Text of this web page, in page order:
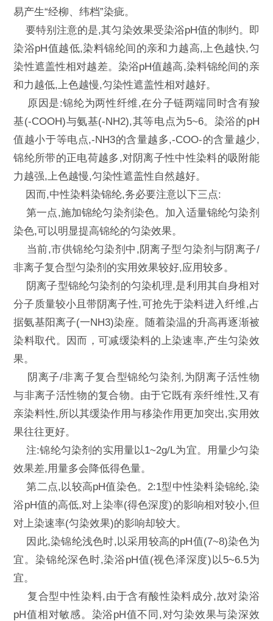
易产生“经柳、纬档”染疵。
要特别注意的是,其匀染效果受染浴pH值的制约。即
染浴pH值越低,染料锦纶间的亲和力越高,上色越快,匀
染性遮盖性相对越差。染浴pH值越高,染料锦纶间的亲
和力越低,上色越慢,匀染性遮盖性相对越好。
原因是:锦纶为两性纤维,在分子链两端同时含有羧
基(-COOH)与氨基(-NH2),其等电点为5~6。染浴的pH
值越小于等电点,-NH3的含量越多,-COO-的含量越少,
锦纶所带的正电荷越多,对阴离子性中性染料的吸附能
力越强,上色越慢,匀染性遮盖性自然越好。
因而,中性染料染锦纶,务必要注意以下三点:
第一点,施加锦纶匀染剂染色。加入适量锦纶匀染剂
染色,可以明显提高锦纶的匀染效果。
当前,市供锦纶匀染剂中,阴离子型匀染剂与阴离子/
非离子复合型匀染剂的实用效果较好,应用较多。
阴离子型锦纶匀染剂的匀染机理,是利用其自身相对
分子质量较小且带阴离子性,可抢先于染料进入纤维,占
据氨基阳离子(一NH3)染座。随着染温的升高再逐渐被
染料取代。因而，可减缓染料的上染速率,产生匀染效
果。
阴离子/非离子复合型锦纶匀染剂,为阴离子活性物
与非离子活性物的复合物。由于它既有亲纤维性,又有
亲染料性,所以其缓染作用与移染作用更加突出,实用效
果往往更好。
注:锦纶匀染剂的实用量以1~2g/L为宜。用量少匀染
效果差,用量多会降低得色量。
第二点,以较高pH值染色。2:1型中性染料染锦纶,染
浴pH值的高低,对上染率(得色深度)的影响相对较小,但
对上染速率(匀染效果)的影响却较大。
因此,染锦纶浅色时,以采用较高的pH值(7~8)染色为
宜。染锦纶深色时,染浴pH值(视色泽深度)以5~6.5为
宜。
复合型中性染料,由于含有酸性染料成分,故对染浴
pH值相对敏感。染浴pH值不同,对匀染效果与染深效